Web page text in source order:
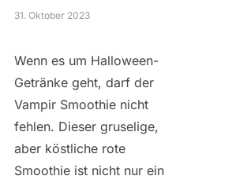
31. Oktober 2023
Wenn es um Halloween-
Getränke geht, darf der
Vampir Smoothie nicht
fehlen. Dieser gruselige,
aber köstliche rote
Smoothie ist nicht nur ein